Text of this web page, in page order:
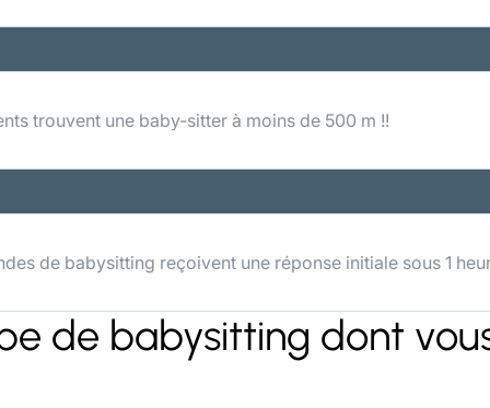
trouvent une baby-sitter à moins de 500 m !!
de babysitting reçoivent une réponse initiale sous 1
de babysitting dont